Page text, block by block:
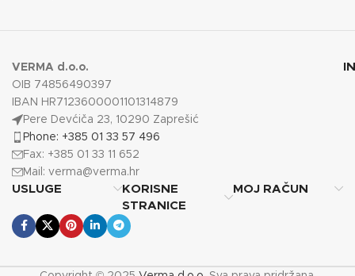
VERMA d.o.o.
OIB 74856490397
IBAN HR7123600001101314879
Pere Devćiča 23, 10290 Zaprešić
Phone: +385 01 33 57 496
Fax: +385 01 33 11 652
Mail: verma@verma.hr
USLUGE
KORISNE
STRANICE
MOJ RAČUN